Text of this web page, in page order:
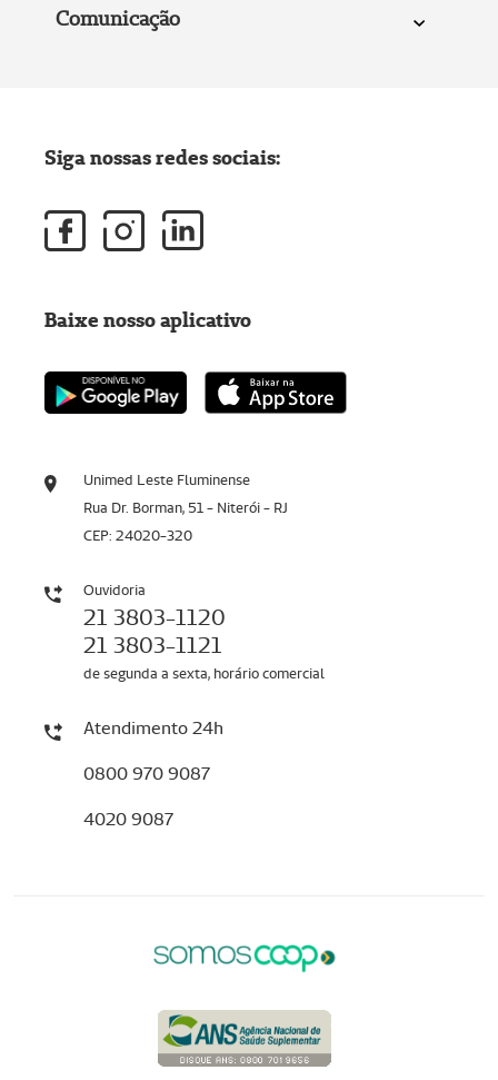
Comunicação
Unimed Leste Fluminense
Rua Dr. Borman, 51 - Niterói - RJ
CEP: 24020-320
Ouvidoria
21 3803-1120
21 3803-1121
de segunda a sexta, horário comercial
Atendimento 24h
0800 970 9087
4020 9087
Siga nossas redes sociais:
Baixe nosso aplicativo